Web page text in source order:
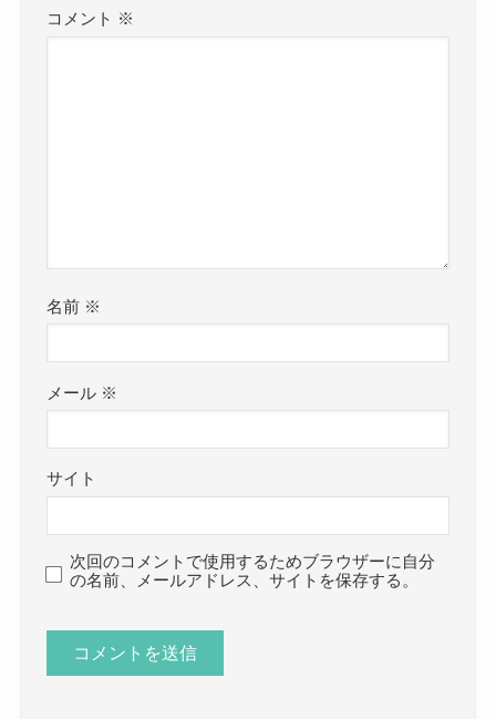
コメント ※
名前 ※
メール ※
サイト
次回のコメントで使用するためブラウザーに自分
の名前、メールアドレス、サイトを保存する。